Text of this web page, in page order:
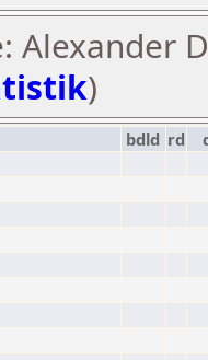
Alexander
)
bdld rd